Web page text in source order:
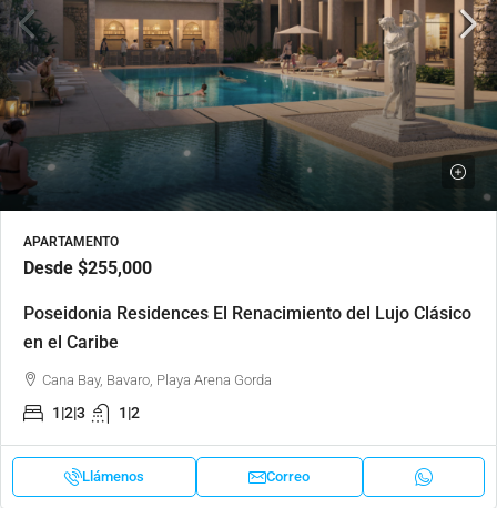
APARTAMENTO
Desde $255,000
Poseidonia Residences El Renacimiento del Lujo Clásico
en el Caribe
Cana Bay, Bavaro, Playa Arena Gorda
1|2|3 1|2
Llámenos Correo